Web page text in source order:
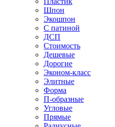
Шпон
Экошпон
С патиной
ДСП
Стоимость
Дешевые
Дорогие
Эконом-класс
Элитные
Форма
П-образные
Угловые
Прямые